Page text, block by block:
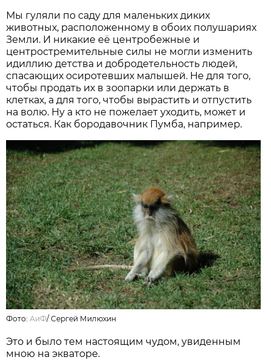
Мы гуляли по саду для маленьких диких
животных, расположенному в обоих полушариях
Земли. И никакие её центробежные и
центростремительные силы не могли изменить
идиллию детства и добродетельность людей,
спасающих осиротевших малышей. Не для того,
чтобы продать их в зоопарки или держать в
клетках, а для того, чтобы вырастить и отпустить
на волю. Ну а кто не пожелает уходить, может и
остаться. Как бородавочник Пумба, например.
Фото: АиФ/Сергей Милюхин
Это и было тем настоящим чудом, увиденным
мною на экваторе.